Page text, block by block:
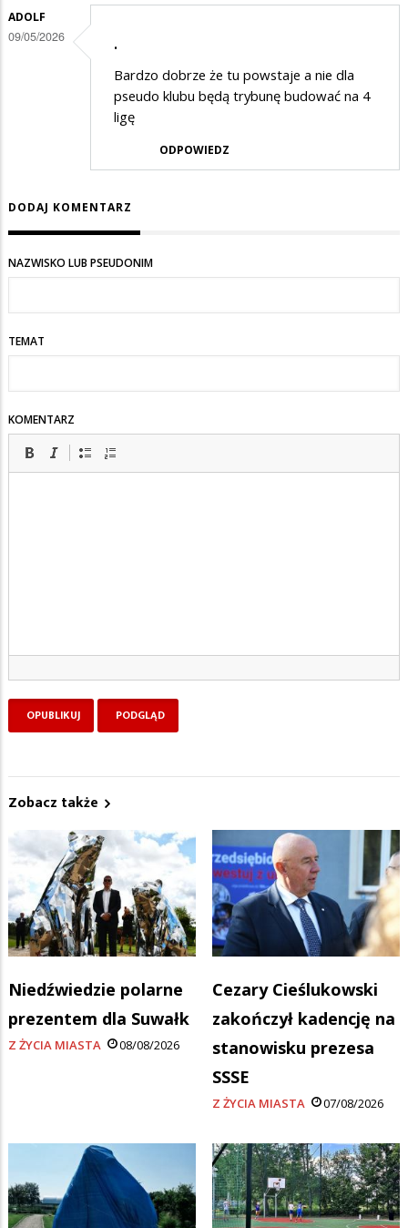
ADOLF
09/05/2026 .
Bardzo dobrze że tu powstaje a nie dla
pseudo klubu będą trybunę budować na 4
ligę
ODPOWIEDZ
DODAJ KOMENTARZ
NAZWISKO LUB PSEUDONIM
TEMAT
KOMENTARZ
Zobacz także
Niedźwiedzie polarne
prezentem dla Suwałk
Z ŻYCIA MIASTA 08/08/2026
Cezary Cieślukowski
zakończył kadencję na
stanowisku prezesa
SSSE
Z ŻYCIA MIASTA 07/08/2026